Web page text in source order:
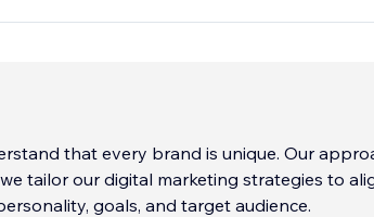
that every brand is unique. Our
tailor our digital marketing strategies to
goals, and target audience.